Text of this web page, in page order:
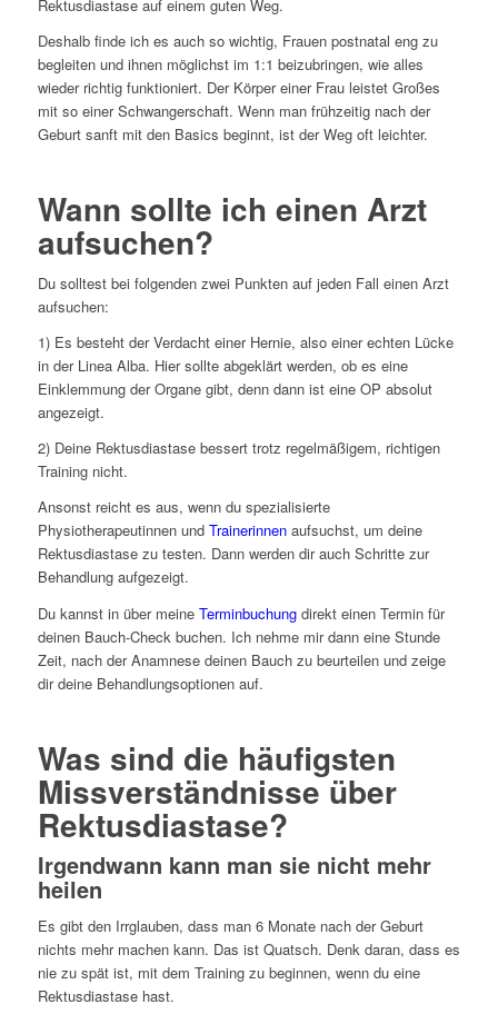
Rektusdiastase auf einem guten Weg.
Deshalb finde ich es auch so wichtig, Frauen postnatal eng zu
begleiten und ihnen möglichst im 1:1 beizubringen, wie alles
wieder richtig funktioniert. Der Körper einer Frau leistet Großes
mit so einer Schwangerschaft. Wenn man frühzeitig nach der
Geburt sanft mit den Basics beginnt, ist der Weg oft leichter.
Wann sollte ich einen Arzt
aufsuchen?
Du solltest bei folgenden zwei Punkten auf jeden Fall einen Arzt
aufsuchen:
1) Es besteht der Verdacht einer Hernie, also einer echten Lücke
in der Linea Alba. Hier sollte abgeklärt werden, ob es eine
Einklemmung der Organe gibt, denn dann ist eine OP absolut
angezeigt.
2) Deine Rektusdiastase bessert trotz regelmäßigem, richtigen
Training nicht.
Ansonst reicht es aus, wenn du spezialisierte
Physiotherapeutinnen und Trainerinnenaufsuchst, um deine
Rektusdiastase zu testen. Dann werden dir auch Schritte zur
Behandlung aufgezeigt.
Du kannst in über meine Terminbuchungdirekt einen Termin für
deinen Bauch-Check buchen. Ich nehme mir dann eine Stunde
Zeit, nach der Anamnese deinen Bauch zu beurteilen und zeige
dir deine Behandlungsoptionen auf.
Was sind die häufigsten
Missverständnisse über
Rektusdiastase?
Irgendwann kann man sie nicht mehr
heilen
Es gibt den Irrglauben, dass man 6 Monate nach der Geburt
nichts mehr machen kann. Das ist Quatsch. Denk daran, dass es
nie zu spät ist, mit dem Training zu beginnen, wenn du eine
Rektusdiastase hast.